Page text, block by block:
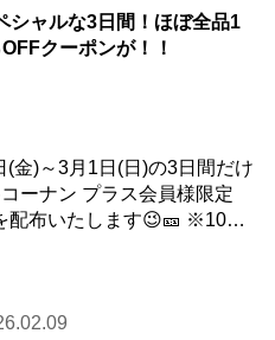
シャルな3日間！ほぼ全品1
クーポンが！！
金)～3月1日(日)の3日間だけ
ーナン プラス会員様限定
配布いたします😉🎫 ※10万